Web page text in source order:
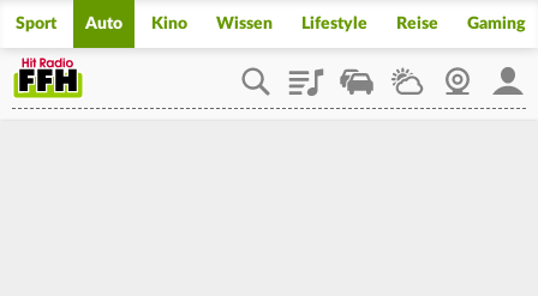
Sport Auto Kino Wissen Lifestyle Reise Gaming
PlaylistStaupilotWetterWebcam